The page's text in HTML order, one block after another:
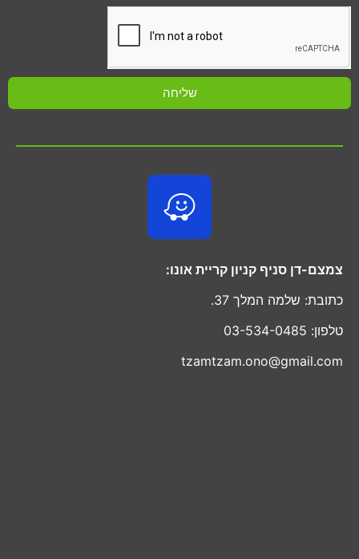
שליחה
צמצם-דן סניף קניון קריית אונו:
כתובת: שלמה המלך 37.
טלפון: 03-534-0485
tzamtzam.ono@gmail.com